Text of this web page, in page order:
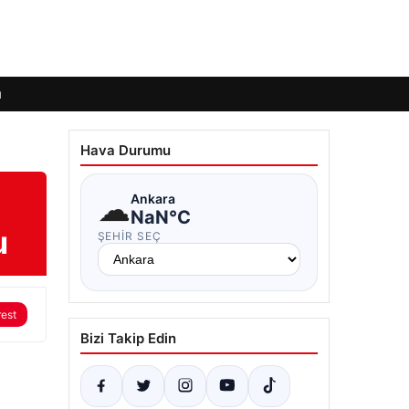
Hava Durumu
☁Ankara
NaN°C
ŞEHIR SEÇ
Bizi Takip Edin